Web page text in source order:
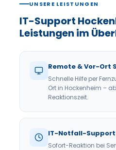
UNSERE LEISTUNGEN
IT-Support
Leistungen im
Remote & Vor-Ort
Schnelle Hilfe per
Ort in Hockenheim –
Reaktionszeit.
IT-Notfall-Support
Sofort-Reaktion bei